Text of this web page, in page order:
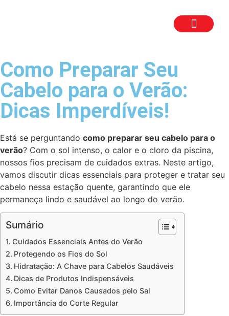
Como Preparar Seu
Cabelo para o Verão:
Dicas Imperdíveis!
Está se perguntando como preparar seu cabelo para o
verão? Com o sol intenso, o calor e o cloro da piscina,
nossos fios precisam de cuidados extras. Neste artigo,
vamos discutir dicas essenciais para proteger e tratar seu
cabelo nessa estação quente, garantindo que ele
permaneça lindo e saudável ao longo do verão.
Sumário
Cuidados Essenciais Antes do Verão
Protegendo os Fios do Sol
Hidratação: A Chave para Cabelos Saudáveis
Dicas de Produtos Indispensáveis
Como Evitar Danos Causados pelo Sal
Importância do Corte Regular